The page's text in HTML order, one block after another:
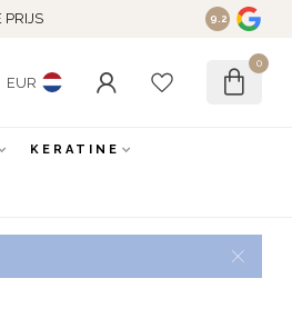
PRIJS 9.2
EUR
0
KERATINE